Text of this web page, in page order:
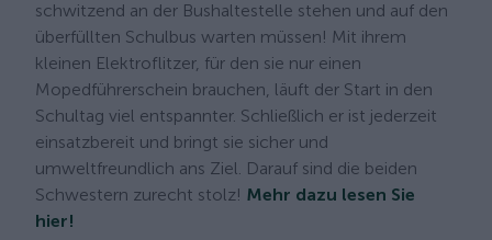
schwitzend an der Bushaltestelle stehen und auf den
überfüllten Schulbus warten müssen! Mit ihrem
kleinen Elektroflitzer, für den sie nur einen
Mopedführerschein brauchen, läuft der Start in den
Schultag viel entspannter. Schließlich er ist jederzeit
einsatzbereit und bringt sie sicher und
umweltfreundlich ans Ziel. Darauf sind die beiden
Schwestern zurecht stolz! Mehr dazu lesen Sie
hier!